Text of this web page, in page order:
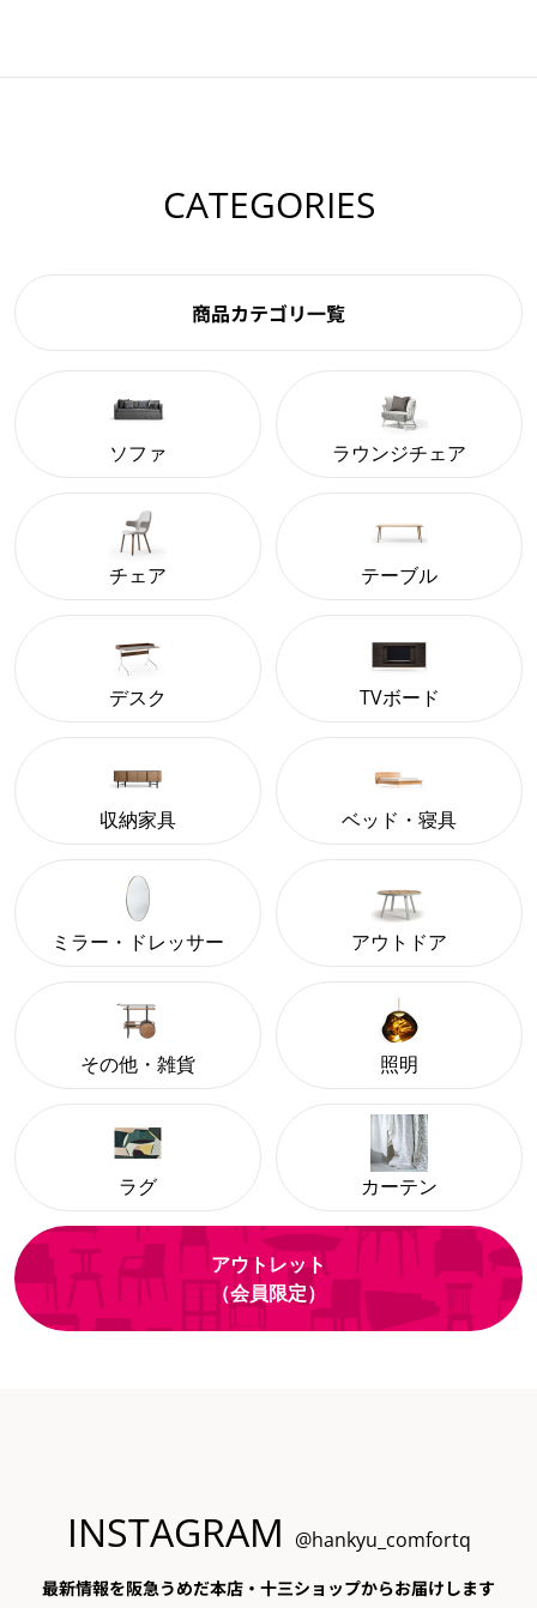
CATEGORIES
商品カテゴリ一覧
ソファ ラウンジチェア
チェア テーブル
デスク TVボード
収納家具 ベッド・寝具
ミラー・ドレッサー アウトドア
その他・雑貨 照明
ラグ カーテン
アウトレット
（会員限定）
INSTAGRAM @hankyu_comfortq
最新情報を阪急うめだ本店・十三ショップからお届けします